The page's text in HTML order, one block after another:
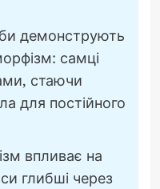
демонструють
самці
стаючи
для постійного
впливає на
глибші через